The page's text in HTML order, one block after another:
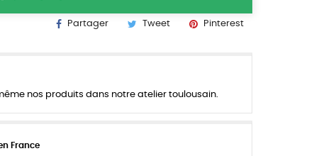
Partager Tweet Pinterest
nos produits dans notre atelier toulousain.
France